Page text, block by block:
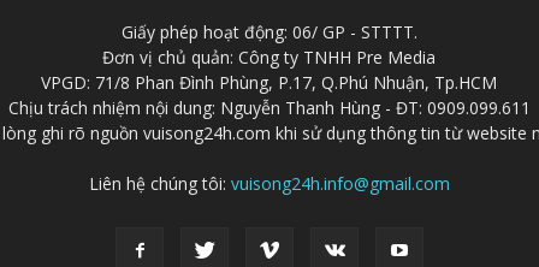
Giấy phép hoạt động: 06/ GP - STTTT.
Đơn vị chủ quản: Công ty TNHH Pre Media
VPGD: 71/8 Phan Đình Phùng, P.17, Q.Phú Nhuận, Tp.HCM
Chịu trách nhiệm nội dung: Nguyễn Thanh Hùng - ĐT: 0909.099.611
lòng ghi rõ nguồn vuisong24h.com khi sử dụng thông tin từ website
Liên hệ chúng tôi: vuisong24h.info@gmail.com